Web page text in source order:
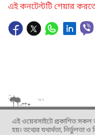
এই কনটেন্টটি শেয়ার
এই ওয়েবসাইটে প্রকাশিত সকল
হয়। তথ্যের যথার্থতা, নির্ভুলতা ও